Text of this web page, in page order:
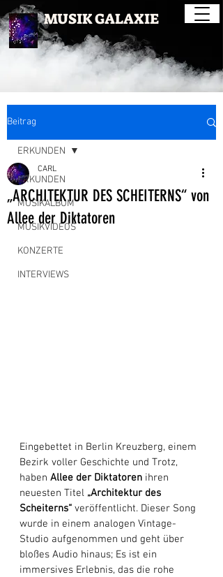
MUSIK GALAXIE
Beitrag
ERKUNDEN
MUSIKALBUM
MUSIKVIDEOS
KONZERTE
INTERVIEWS
ERKUNDEN
„ARCHITEKTUR DES SCHEITERNS“ von
Allee der Diktatoren
CARL
Eingebettet in Berlin Kreuzberg, einem
Bezirk voller Geschichte und Trotz,
haben Allee der Diktatoren ihren
neuesten Titel „Architektur des
Scheiterns“ veröffentlicht. Dieser Song
wurde in einem analogen Vintage-
Studio aufgenommen und geht über
bloßes Audio hinaus; Es ist ein
immersives Erlebnis, das die rohe